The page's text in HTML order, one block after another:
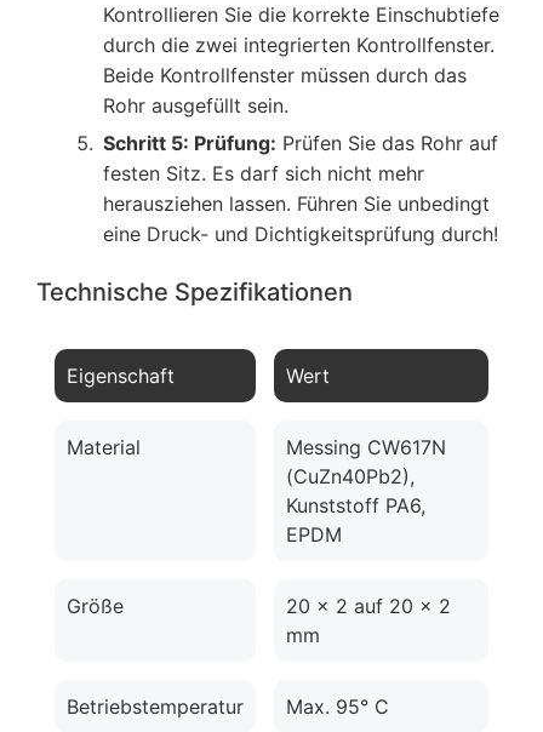
Kontrollieren Sie die korrekte Einschubtiefe
durch die zwei integrierten Kontrollfenster.
Beide Kontrollfenster müssen durch das
Rohr ausgefüllt sein.
Schritt 5: Prüfung: Prüfen Sie das Rohr auf
festen Sitz. Es darf sich nicht mehr
herausziehen lassen. Führen Sie unbedingt
eine Druck- und Dichtigkeitsprüfung durch!
Technische Spezifikationen
Eigenschaft Wert
Material
Messing CW617N
(CuZn40Pb2),
Kunststoff PA6,
EPDM
Größe
20 x 2 auf 20 x 2
mm
Betriebstemperatur Max. 95° C